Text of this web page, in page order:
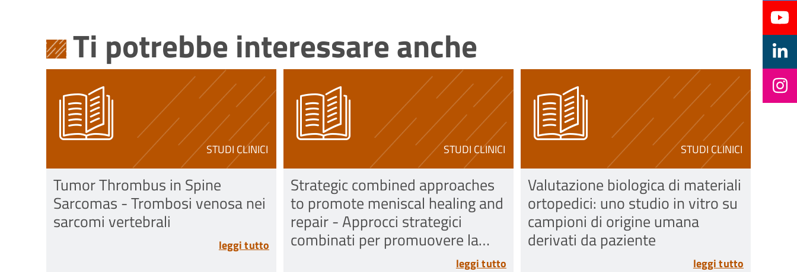
Ti potrebbe interessare anche
STUDI CLINICI
Tumor Thrombus in Spine
Sarcomas - Trombosi venosa nei
sarcomi vertebrali
leggi tutto
STUDI CLINICI
Strategic combined approaches
to promote meniscal healing and
repair - Approcci strategici
combinati per promuovere la
guarigione e la riparazione del
leggi tutto
STUDI CLINICI
Valutazione biologica di materiali
ortopedici: uno studio in vitro su
campioni di origine umana
derivati da paziente
leggi tutto